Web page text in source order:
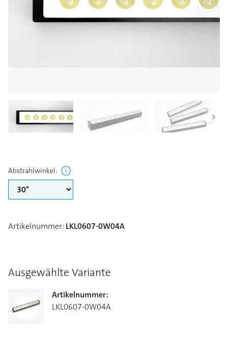
Abstrahlwinkel:
Artikelnummer:LKL0607-0W04A
Ausgewählte Variante
Artikelnummer:
LKL0607-0W04A